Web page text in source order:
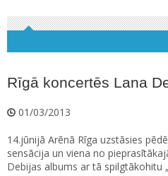
Rīgā koncertēs Lana
01/03/2013
14.jūnijā Arēnā Rīga uzstāsies
sensācija un viena no
Debijas albums ar tā spilgtākohitu